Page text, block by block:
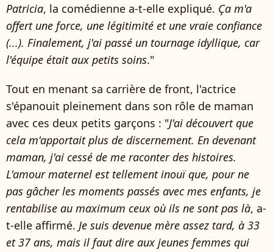
Patricia, la comédienne a-t-elle expliqué. Ça m'a
offert une force, une légitimité et une vraie confiance
(...). Finalement, j'ai passé un tournage idyllique, car
l'équipe était aux petits soins."
Tout en menant sa carrière de front, l'actrice
s'épanouit pleinement dans son rôle de maman
avec ces deux petits garçons : "J'ai découvert que
cela m'apportait plus de discernement. En devenant
maman, j'ai cessé de me raconter des histoires.
L'amour maternel est tellement inouï que, pour ne
pas gâcher les moments passés avec mes enfants, je
rentabilise au maximum ceux où ils ne sont pas là, a-
t-elle affirmé. Je suis devenue mère assez tard, à 33
et 37 ans, mais il faut dire aux jeunes femmes qui